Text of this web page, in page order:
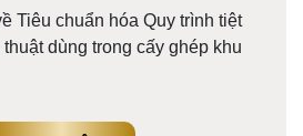
Tiêu chuẩn hóa Quy trình tiệt
dùng trong cấy ghép khu